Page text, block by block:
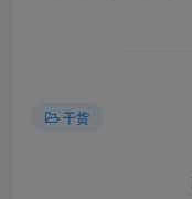
干货